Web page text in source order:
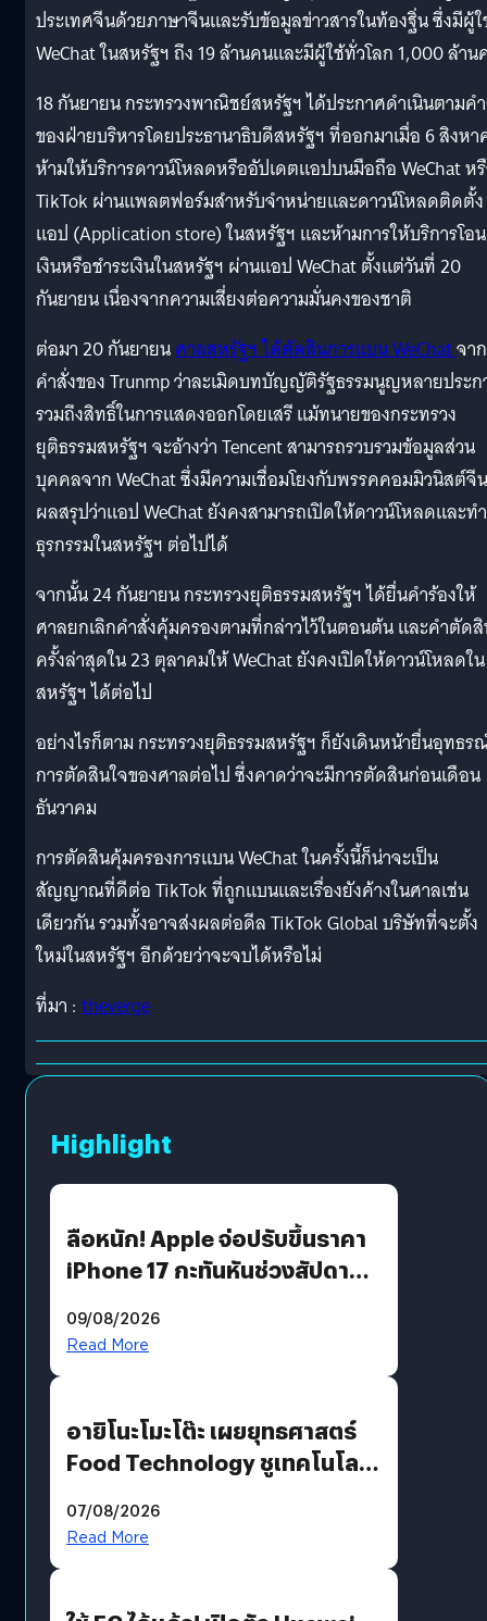
ประเทศจีนด้วยภาษาจีนและรับข้อมูลข่าวสารในท้องฐิ่น ซึ่งมีผู้
WeChat ในสหรัฐฯ ถึง 19 ล้านคนและมีผู้ใช้ทั่วโลก 1,000 ล้า
18 กันยายน กระทรวงพาณิชย์สหรัฐฯ ได้ประกาศดำเนินตามค
ของฝ่ายบริหารโดยประธานาธิบดีสหรัฐฯ ที่ออกมาเมื่อ 6 สิงห
ห้ามให้บริการดาวน์โหลดหรืออัปเดตแอปบนมือถือ WeChat ห
TikTok ผ่านแพลตฟอร์มสำหรับจำหน่ายและดาวน์โหลดติดตั้ง
แอป (Application store) ในสหรัฐฯ และห้ามการให้บริการโอน
เงินหรือชำระเงินในสหรัฐฯ ผ่านแอป WeChat ตั้งแต่วันที่ 20
กันยายน เนื่องจากความเสี่ยงต่อความมั่นคงของชาติ
ต่อมา 20 กันยายนศาลสหรัฐฯ ได้ตัดสินการแบน WeChatจาก
คำสั่งของ Trunmp ว่าละเมิดบทบัญญัติรัฐธรรมนูญหลายประก
รวมถึงสิทธิ์ในการแสดงออกโดยเสรี แม้ทนายของกระทรวง
ยุติธรรมสหรัฐฯ จะอ้างว่า Tencent สามารถรวบรวมข้อมูลส่วน
บุคคลจาก WeChat ซึ่งมีความเชื่อมโยงกับพรรคคอมมิวนิสต์จีน
ผลสรุปว่าแอป WeChat ยังคงสามารถเปิดให้ดาวน์โหลดและทำ
ธุรกรรมในสหรัฐฯ ต่อไปได้
จากนั้น 24 กันยายน กระทรวงยุติธรรมสหรัฐฯ ได้ยื่นคำร้องให้
ศาลยกเลิกคำสั่งคุ้มครองตามที่กล่าวไว้ในตอนต้น และคำตัด
ครั้งล่าสุดใน 23 ตุลาคมให้ WeChat ยังคงเปิดให้ดาวน์โหลดใน
สหรัฐฯ ได้ต่อไป
อย่างไรก็ตาม กระทรวงยุติธรรมสหรัฐฯ ก็ยังเดินหน้ายื่นอุทธร
การตัดสินใจของศาลต่อไป ซึ่งคาดว่าจะมีการตัดสินก่อนเดือน
ธันวาคม
การตัดสินคุ้มครองการแบน WeChat ในครั้งนี้ก็น่าจะเป็น
สัญญาณที่ดีต่อ TikTok ที่ถูกแบนและเรื่องยังค้างในศาลเช่น
เดียวกัน รวมทั้งอาจส่งผลต่อดีล TikTok Global บริษัทที่จะตั้ง
ใหม่ในสหรัฐฯ อีกด้วยว่าจะจบได้หรือไม่
ที่มา : theverge
Highlight
ลือหนัก! Apple จ่อปรับขึ้นราคา
iPhone 17 กะทันหันช่วงสัปดาห์ที่
09/08/2026
Read More
อายิโนะโมะโต๊ะ เผยยุทธศาสตร์
Food Technology ชูเทคโนโลยี
บริโภคและ B2B
07/08/2026
Read More